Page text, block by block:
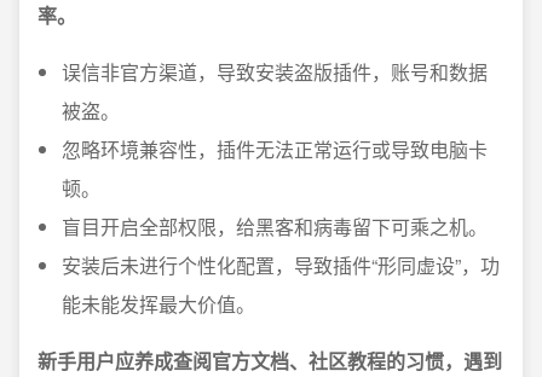
率。
误信非官方渠道，导致安装盗版插件，账号和数据
被盗。
忽略环境兼容性，插件无法正常运行或导致电脑卡
顿。
盲目开启全部权限，给黑客和病毒留下可乘之机。
安装后未进行个性化配置，导致插件“形同虚设”，功
能未能发挥最大价值。
新手用户应养成查阅官方文档、社区教程的习惯，遇到